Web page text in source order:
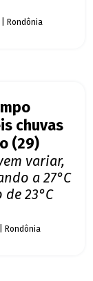
| Rondônia
chuvas
(29)
variar,
a 27°C
23°C
| Rondônia